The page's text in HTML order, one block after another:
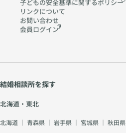
子どもの安全基準に関するポリシー
リンクについて
お問い合わせ
会員ログイン
結婚相談所を探す
北海道・東北
北海道 ｜ 青森県 ｜ 岩手県 ｜ 宮城県 ｜ 秋田県